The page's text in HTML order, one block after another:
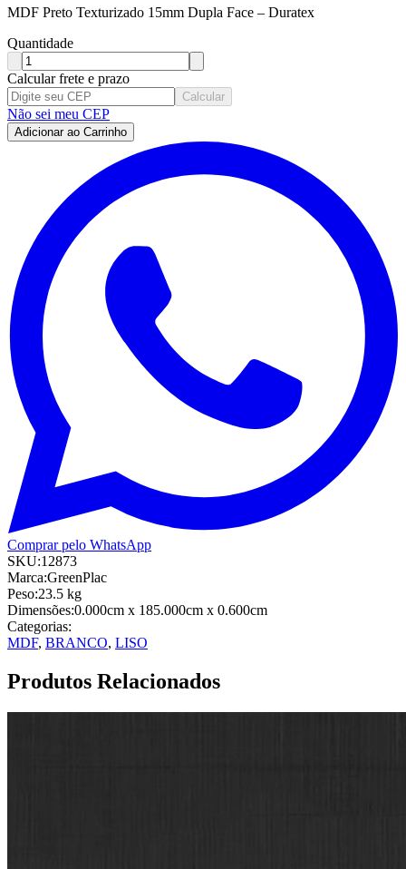
MDF Preto Texturizado 15mm Dupla Face – Duratex
Quantidade
Calcular frete e prazo
Calcular
Não sei meu CEP
Adicionar ao Carrinho
Comprar pelo WhatsApp
SKU:12873
Marca:GreenPlac
Peso:23.5 kg
Dimensões:0.000cm x 185.000cm x 0.600cm
Categorias:
MDF, BRANCO, LISO
Produtos Relacionados